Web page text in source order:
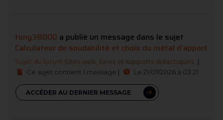
tony38000 a publié un message dans le sujet
Calculateur de soudabilité et choix du métal d'apport
Sujet du forum Sites web, livres et supports didactiques |
Ce sujet contient 1 message | Le 21/07/2026 à 03:21
ACCÉDER AU DERNIER MESSAGE